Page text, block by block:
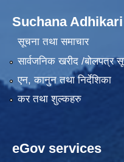
Suchana Adhikari
सूचना तथा समाचार
सार्वजनिक खरीद /बोलपत्र
एन, कानुन तथा निर्देशिका
कर तथा शुल्कहरु
eGov services